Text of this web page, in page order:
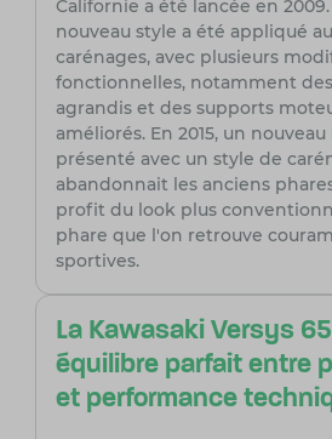
Californie a été lancée en 2009.
nouveau style a été appliqué
carénages, avec plusieurs
fonctionnelles, notamment
agrandis et des supports
améliorés. En 2015, un
présenté avec un style de
abandonnait les anciens
profit du look plus
phare que l'on retrouve
sportives.
La Kawasaki Versys
équilibre parfait entre
et performance